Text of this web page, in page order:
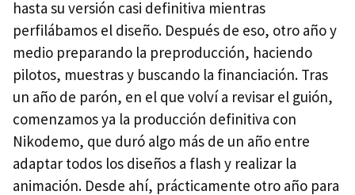
hasta su versión casi definitiva mientras
perfilábamos el diseño. Después de eso, otro año y
medio preparando la preproducción, haciendo
pilotos, muestras y buscando la financiación. Tras
un año de parón, en el que volví a revisar el guión,
comenzamos ya la producción definitiva con
Nikodemo, que duró algo más de un año entre
adaptar todos los diseños a flash y realizar la
animación. Desde ahí, prácticamente otro año para